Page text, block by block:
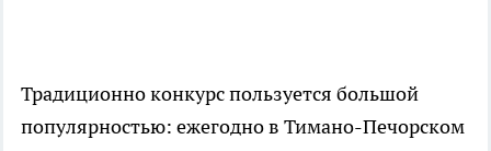
Традиционно конкурс пользуется большой
популярностью: ежегодно в Тимано-Печорском